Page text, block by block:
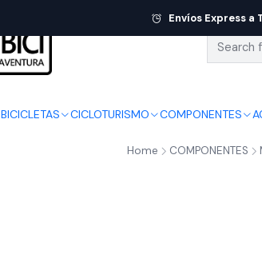
BICICLETAS CICLOTURISMO COMPONENTES
Envíos Express a
Home COMPONENTES